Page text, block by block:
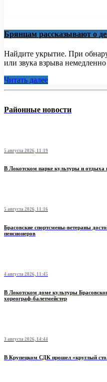
Брянцам рассказывают о
Найдите укрытие. При
или звука взрыва
Читать далее
Районные новости
5 августа 2026, 11:19
В Локотском парке культуры и отдыха
5 августа 2026, 11:16
Брасовские спортсмены-ветераны
пенсионеров
4 августа 2026, 11:45
В Локотском доме культуры
хореограф-балетмейстер
3 августа 2026, 14:44
В Крупецком СДК прошел «круглый